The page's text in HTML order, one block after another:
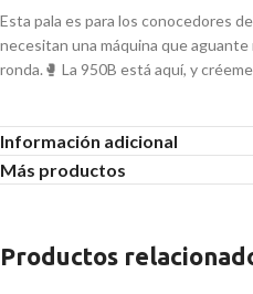
Esta pala es para los conocedores
necesitan una máquina que
ronda.🥊 La 950B está aquí, y
Información adicional
Más productos
Productos